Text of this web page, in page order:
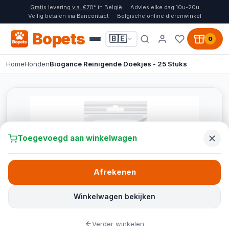
Gratis levering v.a. €70* in België
Advies elke dag 10u-20u
Veilig betalen via Bancontact
Belgische online dierenwinkel
Bopets 🇧🇪 0
HomeHondenBiogance Reinigende Doekjes - 25 Stuks
Toegevoegd aan winkelwagen
Winkelwagen bekijken
Afrekenen
Verder winkelen